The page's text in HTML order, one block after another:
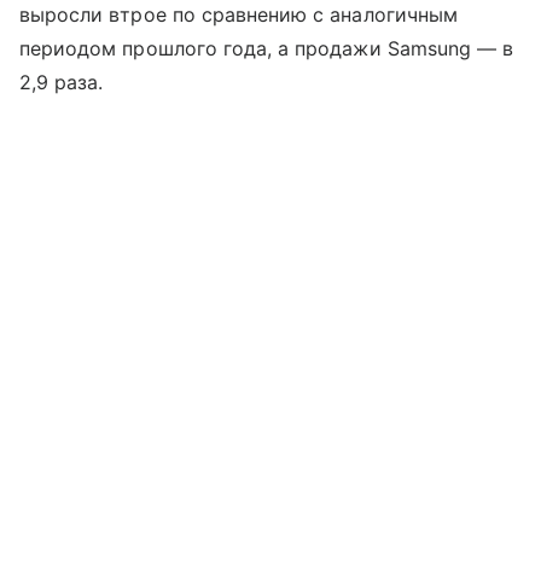
выросли втрое по сравнению с аналогичным
периодом прошлого года, а продажи Samsung — в
2,9 раза.